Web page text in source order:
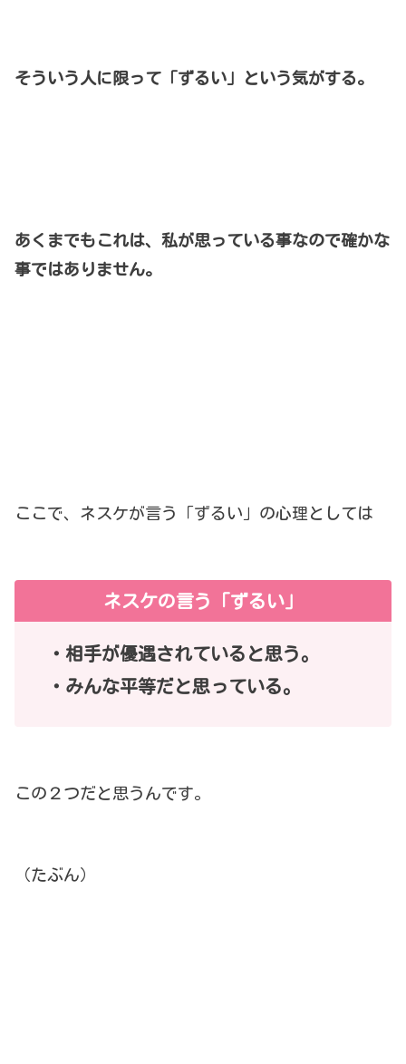
そういう人に限って「ずるい」という気がする。
あくまでもこれは、私が思っている事なので確かな
事ではありません。
ここで、ネスケが言う「ずるい」の心理としては
ネスケの言う「ずるい」
・相手が優遇されていると思う。
・みんな平等だと思っている。
この２つだと思うんです。
（たぶん）